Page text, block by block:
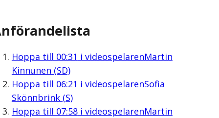
Hoppa till 00:31 i videospelarenMartin
Kinnunen (SD)
Hoppa till 06:21 i videospelarenSofia
Skönnbrink (S)
Hoppa till 07:58i videospelarenMartin